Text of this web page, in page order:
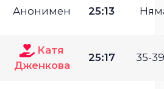
Анонимен 25:13
Катя
Дженкова
25:17 35-